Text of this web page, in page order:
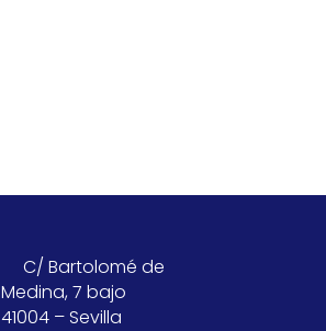
C/ Bartolomé de
Medina, 7 bajo
41004 – Sevilla